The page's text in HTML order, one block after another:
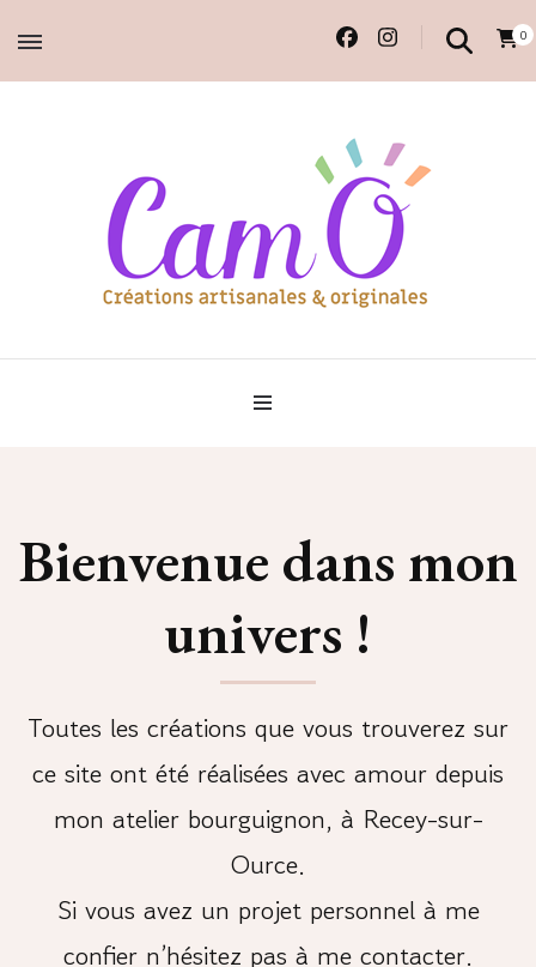
0
Cam'O – Créations
artisanales & originales
Bienvenue dans mon
univers !
Toutes les créations que vous trouverez sur
ce site ont été réalisées avec amour depuis
mon atelier bourguignon, à Recey-sur-
Ource.
Si vous avez un projet personnel à me
confier n’hésitez pas à me contacter.